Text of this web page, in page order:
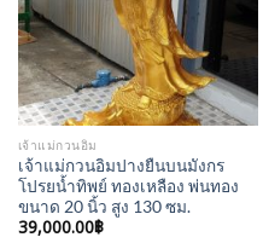
เจ้าแม่กวนอิม
เจ้าแม่กวนอิมปางยืนบนมังกร
โปรยน้ำทิพย์ ทองเหลือง พ่นทอง
ขนาด 20 นิ้ว สูง 130 ซม.
39,000.00฿